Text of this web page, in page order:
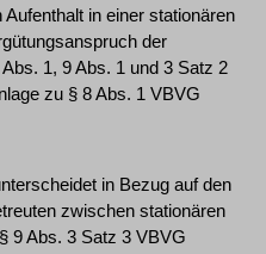
in einer stationären
der
1, 9 Abs. 1 und 3 Satz 2
zu § 8 Abs. 1 VBVG
in Bezug auf den
zwischen stationären
9 Abs. 3 Satz 3 VBVG